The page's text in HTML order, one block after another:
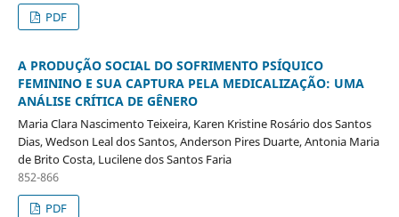
PDF
A PRODUÇÃO SOCIAL DO SOFRIMENTO PSÍQUICO
FEMININO E SUA CAPTURA PELA MEDICALIZAÇÃO: UMA
ANÁLISE CRÍTICA DE GÊNERO
Maria Clara Nascimento Teixeira, Karen Kristine Rosário dos Santos
Dias, Wedson Leal dos Santos, Anderson Pires Duarte, Antonia Maria
de Brito Costa, Lucilene dos Santos Faria
852-866
PDF